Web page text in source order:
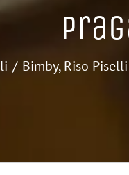
Bimby, Riso